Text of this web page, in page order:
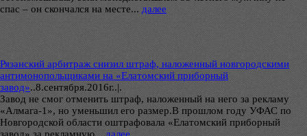
спас – он скончался на месте... далее
Рязанский арбитраж снизил штраф, наложенный новгородскими
антимонопольщиками на «Елатомский приборный
завод»..8.сентября.2016г..|.
Завод не смог отменить штраф, наложенный на него за рекламу
«Алмага-1», но уменьшил его размер.В прошлом году УФАС по
Новгородской области оштрафовала «Елатомский приборный